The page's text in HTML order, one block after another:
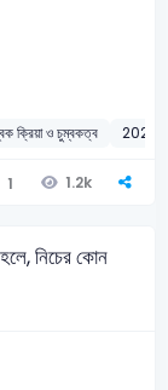
ক্রিয়া ও চুম্বকত্ব 2022
1 1.2k
নিচের কোন